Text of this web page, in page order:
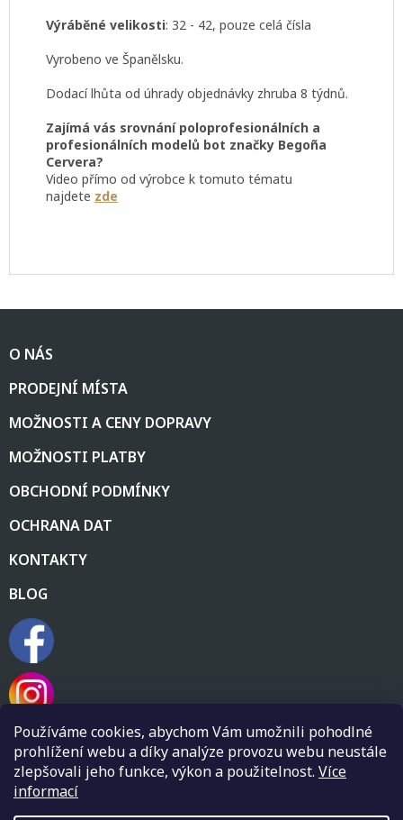
Používáme cookies, abychom Vám umožnili pohodlné
prohlížení webu a díky analýze provozu webu neustále
zlepšovali jeho funkce, výkon a použitelnost. Více
informací
Výráběné velikosti: 32 - 42, pouze celá čísla
Vyrobeno ve Španělsku.
Dodací lhůta od úhrady objednávky zhruba 8 týdnů.
Zajímá vás srovnání poloprofesionálních a
profesionálních modelů bot značky Begoña
Cervera?
Video přímo od výrobce k tomuto tématu
najdete zde
Z
pO NÁS
PRODEJNÍ MÍSTA
MOŽNOSTI A CENY DOPRAVY
MOŽNOSTI PLATBY
OBCHODNÍ PODMÍNKY
OCHRANA DAT
KONTAKTY
BLOG